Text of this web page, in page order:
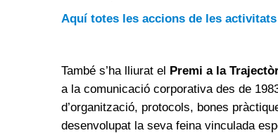
Aquí totes les accions de les
També s’ha lliurat el Premi a la
a la comunicació corporativa des de
d’organització, protocols, bones
desenvolupat la seva feina vinculada